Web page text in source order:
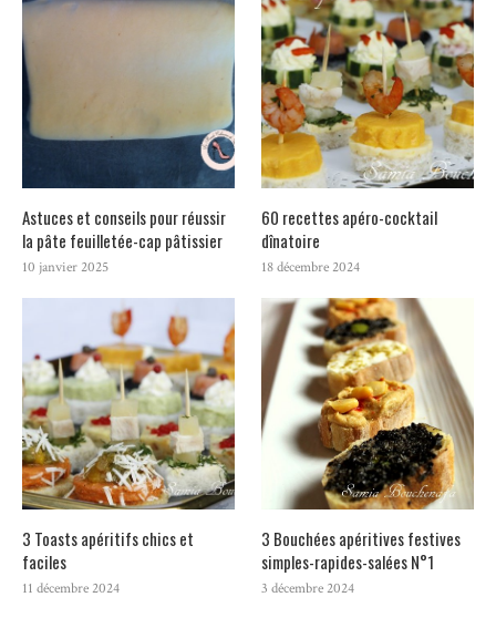
Astuces et conseils pour réussir
la pâte feuilletée-cap pâtissier
10 janvier 2025
60 recettes apéro-cocktail
dînatoire
18 décembre 2024
3 Toasts apéritifs chics et
faciles
11 décembre 2024
3 Bouchées apéritives festives
simples-rapides-salées N°1
3 décembre 2024